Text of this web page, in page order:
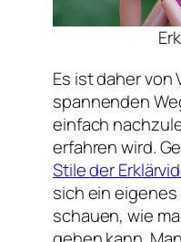
Es ist daher von
spannenden
einfach
erfahren wird.
Stile der
sich ein
schauen, wie